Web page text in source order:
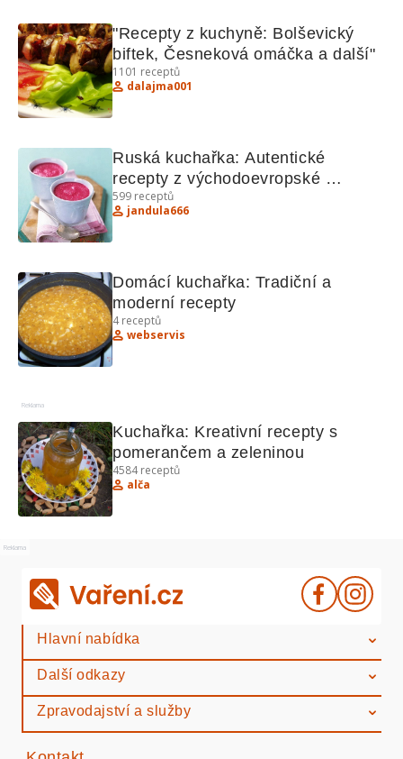
"Recepty z kuchyně: Bolševický
biftek, Česneková omáčka a další"
1101 receptů
dalajma001
Ruská kuchařka: Autentické
recepty z východoevropské
kuchyně
599 receptů
jandula666
Domácí kuchařka: Tradiční a
moderní recepty
4receptů
webservis
Reklama
Kuchařka: Kreativní recepty s
pomerančem a zeleninou
4584receptů
alča
Reklama
Hlavní nabídka
Další odkazy
Zpravodajství a služby